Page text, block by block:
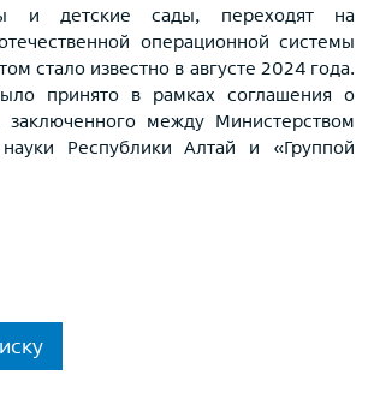
и детские сады, переходят на
операционной системы
стало известно в августе 2024 года.
принято в рамках соглашения о
заключенного между Министерством
Республики Алтай и «Группой